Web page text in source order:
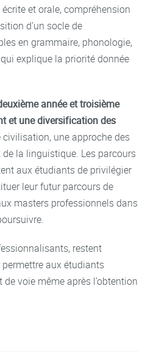
et orale, compréhension
d’un socle de
en grammaire, phonologie,
explique la priorité donnée
année et troisième
et une diversification des
une approche des
la linguistique. Les parcours
aux étudiants de privilégier
leur futur parcours de
masters professionnels dans
restent
aux étudiants
voie même après l’obtention